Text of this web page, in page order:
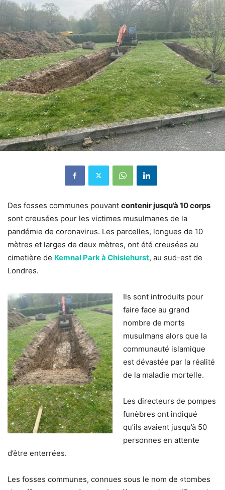
Des fosses communes pouvant contenir jusqu’à 10 corps
sont creusées pour les victimes musulmanes de la
pandémie de coronavirus. Les parcelles, longues de 10
mètres et larges de deux mètres, ont été creusées au
cimetière de Kemnal Park à Chislehurst, au sud-est de
Londres.
Ils sont introduits pour
faire face au grand
nombre de morts
musulmans alors que la
communauté islamique
est dévastée par la réalité
de la maladie mortelle.
Les directeurs de pompes
funèbres ont indiqué
qu’ils avaient jusqu’à 50
personnes en attente
d’être enterrées.
Les fosses communes, connues sous le nom de «tombes